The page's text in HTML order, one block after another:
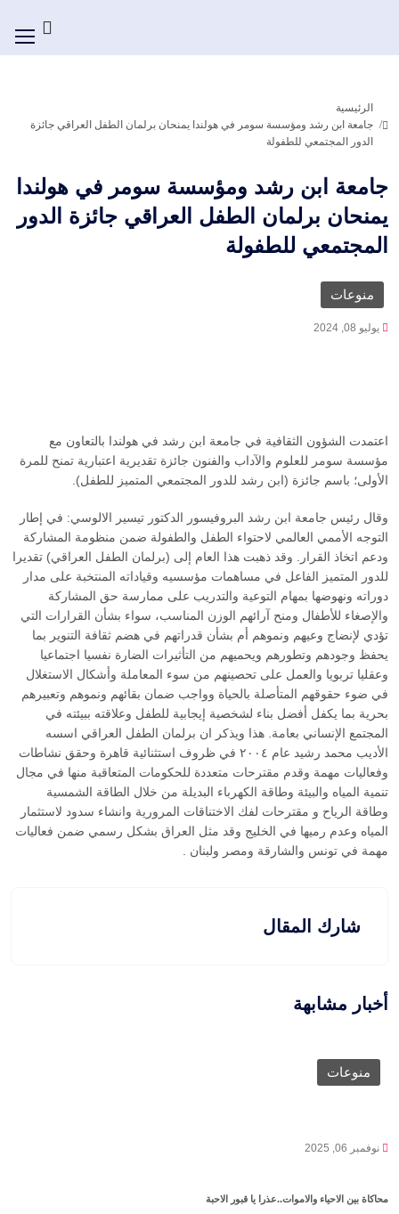
الرئيسية
جامعة ابن رشد ومؤسسة سومر في هولندا يمنحان برلمان الطفل العراقي جائزة
الدور المجتمعي للطفولة
جامعة ابن رشد ومؤسسة سومر في هولندا
يمنحان برلمان الطفل العراقي جائزة الدور
المجتمعي للطفولة
منوعات
يوليو 08, 2024
اعتمدت الشؤون الثقافية في جامعة ابن رشد في هولندا بالتعاون مع
مؤسسة سومر للعلوم والآداب والفنون جائزة تقديرية اعتبارية تمنح للمرة
الأولى؛ باسم جائزة (ابن رشد للدور المجتمعي المتميز للطفل).
وقال رئيس جامعة ابن رشد البروفيسور الدكتور تيسير الالوسي: في إطار
التوجه الأممي العالمي لاحتواء الطفل والطفولة ضمن منظومة المشاركة
ودعم اتخاذ القرار. وقد ذهبت هذا العام إلى (برلمان الطفل العراقي) تقديرا
للدور المتميز الفاعل في مساهمات مؤسسيه وقياداته المنتخبة على مدار
دوراته ونهوضها بمهام التوعية والتدريب على ممارسة حق المشاركة
والإصغاء للأطفال ومنح آرائهم الوزن المناسب، سواء بشأن القرارات التي
تؤدي لإنضاج وعيهم ونموهم أم بشأن قدراتهم في هضم ثقافة التنوير بما
يحفظ وجودهم وتطورهم ويحميهم من التأثيرات الضارة نفسيا اجتماعيا
وعقليا تربويا والعمل على تحصينهم من سوء المعاملة وأشكال الاستغلال
في ضوء حقوقهم المتأصلة بالحياة وواجب ضمان بقائهم ونموهم وتعبيرهم
بحرية بما يكفل أفضل بناء لشخصية إيجابية للطفل وعلاقته ببيئته في
المجتمع الإنساني بعامة. هذا ويذكر ان برلمان الطفل العراقي اسسه
الأديب محمد رشيد عام ٢٠٠٤ في ظروف استثنائية قاهرة وحقق نشاطات
وفعاليات مهمة وقدم مقترحات متعددة للحكومات المتعاقبة منها في مجال
تنمية المياه والبيئة وطاقة الكهرباء البديلة من خلال الطاقة الشمسية
وطاقة الرياح و مقترحات لفك الاختناقات المرورية وانشاء سدود لاستثمار
المياه وعدم رميها في الخليج وقد مثل العراق بشكل رسمي ضمن فعاليات
مهمة في تونس والشارقة ومصر ولبنان .
شارك المقال
أخبار مشابهة
منوعات
نوفمبر 06, 2025
محاكاة بين الاحياء والاموات..عذرا يا قبور الاحبة